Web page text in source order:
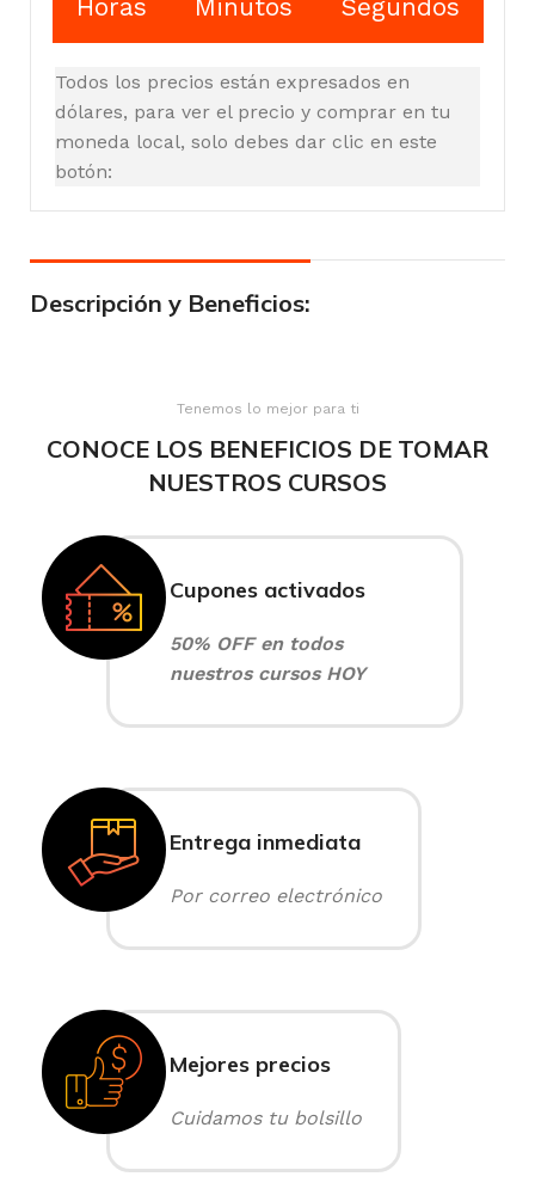
Horas Minutos Segundos
Todos los precios están expresados en
dólares, para ver el precio y comprar en tu
moneda local, solo debes dar clic en este
botón:
Descripción y Beneficios:
Tenemos lo mejor para ti
CONOCE LOS BENEFICIOS DE TOMAR
NUESTROS CURSOS
Cupones activados
50% OFF en todos
nuestros cursos HOY
Entrega inmediata
Por correo electrónico
Mejores precios
Cuidamos tu bolsillo